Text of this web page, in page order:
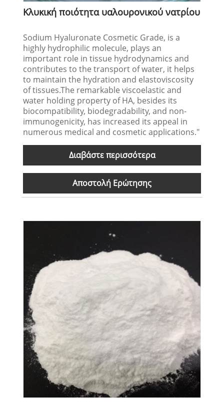
Κλυκική ποιότητα υαλουρονικού νατρίου
Sodium Hyaluronate Cosmetic Grade, is a
highly hydrophilic molecule, plays an
important role in tissue hydrodynamics and
contributes to the transport of water, it helps
to maintain the hydration and elastoviscosity
of tissues.The remarkable viscoelastic and
water holding property of HA, besides its
biocompatibility, biodegradability, and non-
immunogenicity, has increased its appeal in
numerous medical and cosmetic applications."
Διαβάστε περισσότερα
Αποστολή Ερώτησης